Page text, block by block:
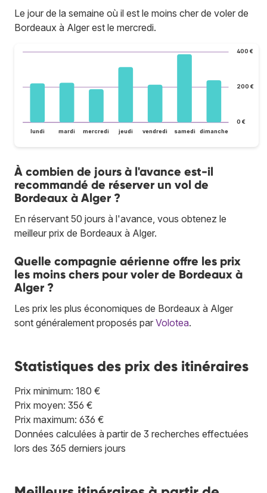
Le jour de la semaine où il est le moins cher de voler de
Bordeaux à Alger est le mercredi.
0 €
200 €
400 €
lundi mardi mercredi jeudi vendredi samedi dimanche
À combien de jours à l'avance est-il
recommandé de réserver un vol de
Bordeaux à Alger ?
En réservant 50 jours à l'avance, vous obtenez le
meilleur prix de Bordeaux à Alger.
Quelle compagnie aérienne offre les prix
les moins chers pour voler de Bordeaux à
Alger ?
Les prix les plus économiques de Bordeaux à Alger
sont généralement proposés par Volotea.
Statistiques des prix des itinéraires
Prix minimum: 180 €
Prix moyen: 356 €
Prix maximum: 636 €
Données calculées à partir de 3 recherches effectuées
lors des 365 derniers jours